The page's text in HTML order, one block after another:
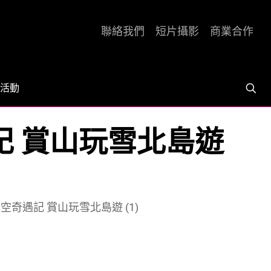
活動
聯絡我們 短片攝影 商業合作
賞山玩雪北島遊
奇遇記 賞山玩雪北島遊 (1)